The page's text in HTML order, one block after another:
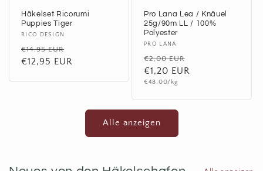
Häkelset Ricorumi
Puppies Tiger
Anbieter:
RICO DESIGN
Normaler
Preis
€14,95 EUR
€12,95 EUR
Pro Lana Lea / Knäuel
25g/90m LL / 100%
Polyester
Anbieter:
PRO LANA
Normaler
Preis
€2,00 EUR
€1,20 EUR
Grundpreis
€48,00/kg
Alle anzeigen